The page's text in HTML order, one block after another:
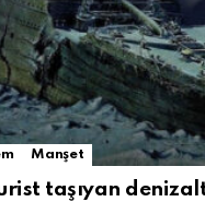
Manşet
taşıyan